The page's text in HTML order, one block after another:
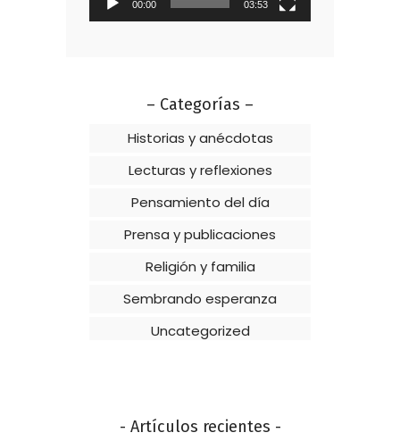
00:00 03:53
– Categorías –
Historias y anécdotas
Lecturas y reflexiones
Pensamiento del día
Prensa y publicaciones
Religión y familia
Sembrando esperanza
Uncategorized
- Artículos recientes -